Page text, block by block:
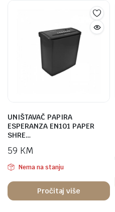
UNIŠTAVAČ PAPIRA
ESPERANZA EN101 PAPER
SHRE…
59 KM
Nema na stanju
Pročitaj više